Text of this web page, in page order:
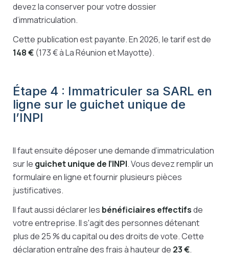
devez la conserver pour votre dossier
d’immatriculation.
Cette publication est payante. En 2026, le tarif est de
148 € (173 € à La Réunion et Mayotte).
Étape 4 : Immatriculer sa SARL en
ligne sur le guichet unique de
l’INPI
Il faut ensuite déposer une demande d’immatriculation
sur le guichet unique de l’INPI. Vous devez remplir un
formulaire en ligne et fournir plusieurs pièces
justificatives.
Il faut aussi déclarer les bénéficiaires effectifsde
votre entreprise. Il s'agit des personnes détenant
plus de 25 % du capital ou des droits de vote. Cette
déclaration entraîne des frais à hauteur de 23 €.